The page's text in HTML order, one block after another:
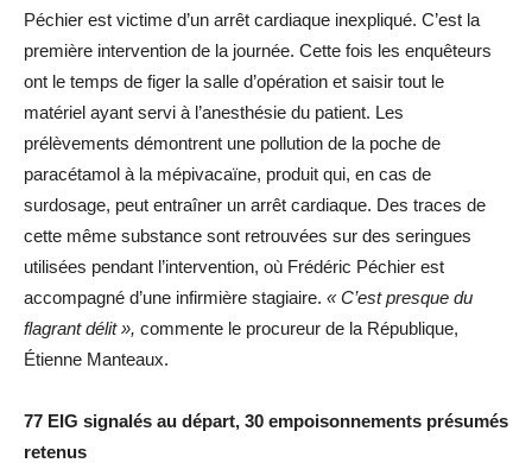
Péchier est victime d’un arrêt cardiaque inexpliqué. C’est la
première intervention de la journée. Cette fois les enquêteurs
ont le temps de figer la salle d’opération et saisir tout le
matériel ayant servi à l’anesthésie du patient. Les
prélèvements démontrent une pollution de la poche de
paracétamol à la mépivacaïne, produit qui, en cas de
surdosage, peut entraîner un arrêt cardiaque. Des traces de
cette même substance sont retrouvées sur des seringues
utilisées pendant l’intervention, où Frédéric Péchier est
accompagné d’une infirmière stagiaire. « C’est presque du
flagrant délit », commente le procureur de la République,
Étienne Manteaux.
77 EIG signalés au départ, 30 empoisonnements présumés
retenus